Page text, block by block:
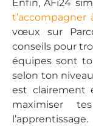
Enfin, AFi24
vœux sur
conseils pour
équipes sont
selon ton
est clairement
maximiser
l’apprentissage.